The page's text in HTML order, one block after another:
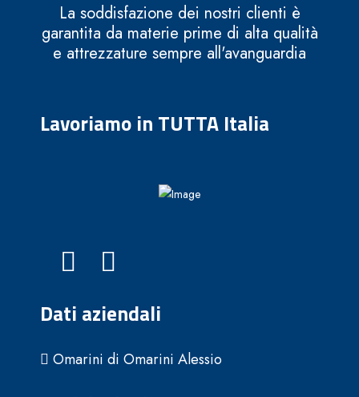
La soddisfazione dei nostri clienti è
garantita da materie prime di alta qualità
e attrezzature sempre all'avanguardia
Lavoriamo in TUTTA Italia
Dati aziendali
Omarini di Omarini Alessio